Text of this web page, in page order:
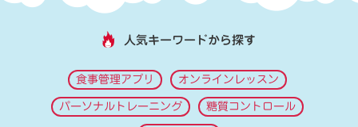
人気キーワードから探す
食事管理アプリ オンラインレッスン
パーソナルトレーニング 糖質コントロール